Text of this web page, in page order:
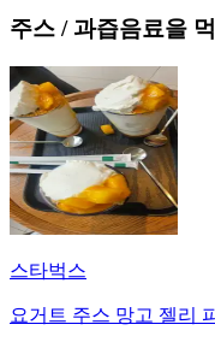
주스 / 과즙음료을
스타벅스
요거트 주스 망고 젤리